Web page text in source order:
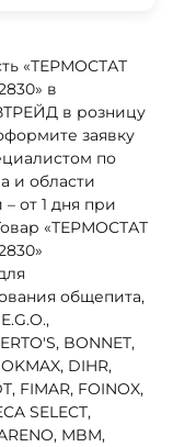
«ТЕРМОСТАТ
в
в розницу
заявку
по
и области
от 1 дня при
«ТЕРМОСТАТ
общепита,
BONNET,
DIHR,
FIMAR, FOINOX,
SELECT,
MBM,